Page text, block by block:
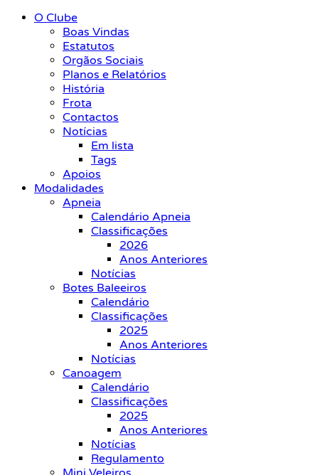
O Clube
Boas Vindas
Estatutos
Orgãos Sociais
Planos e Relatórios
História
Frota
Contactos
Notícias
Em lista
Tags
Apoios
Modalidades
Apneia
Calendário Apneia
Classificações
2026
Anos Anteriores
Notícias
Botes Baleeiros
Calendário
Classificações
2025
Anos Anteriores
Notícias
Canoagem
Calendário
Classificações
2025
Anos Anteriores
Notícias
Regulamento